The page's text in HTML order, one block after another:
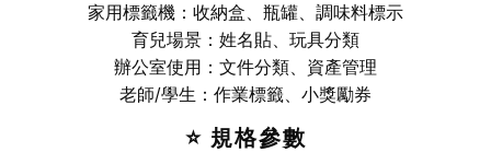
家用標籤機：收納盒、瓶罐、調味料標示
育兒場景：姓名貼、玩具分類
辦公室使用：文件分類、資產管理
老師/學生：作業標籤、小獎勵券
⭐ 規格參數